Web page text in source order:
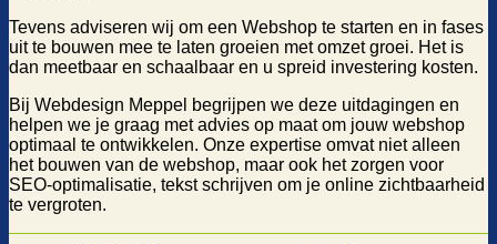
Tevens adviseren wij om een Webshop te starten en in fases
uit te bouwen mee te laten groeien met omzet groei. Het is
dan meetbaar en schaalbaar en u spreid investering kosten.
Bij Webdesign Meppel begrijpen we deze uitdagingen en
helpen we je graag met advies op maat om jouw webshop
optimaal te ontwikkelen. Onze expertise omvat niet alleen
het bouwen van de webshop, maar ook het zorgen voor
SEO-optimalisatie, tekst schrijven om je online zichtbaarheid
te vergroten.